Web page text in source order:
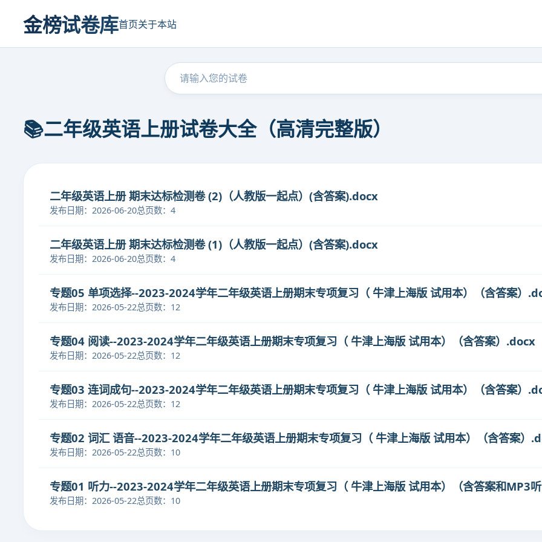
金榜试卷库首页关于本站
📚二年级英语上册试卷大全（高清完整版）
二年级英语上册 期末达标检测卷 (2)（人教版一起点）(含答案).docx
发布日期：2026-06-20总页数：4
二年级英语上册 期末达标检测卷 (1)（人教版一起点）(含答案).docx
发布日期：2026-06-20总页数：4
专题05 单项选择--2023-2024学年二年级英语上册期末专项复习（ 牛津上海版 试用本）（含答案）
发布日期：2026-05-22总页数：12
专题04 阅读--2023-2024学年二年级英语上册期末专项复习（ 牛津上海版 试用本）（含答案）.docx
发布日期：2026-05-22总页数：12
专题03 连词成句--2023-2024学年二年级英语上册期末专项复习（ 牛津上海版 试用本）（含答案）
发布日期：2026-05-22总页数：12
专题02 词汇 语音--2023-2024学年二年级英语上册期末专项复习（ 牛津上海版 试用本）（含答案）
发布日期：2026-05-22总页数：10
专题01 听力--2023-2024学年二年级英语上册期末专项复习（ 牛津上海版 试用本）（含答案和MP3
发布日期：2026-05-22总页数：10